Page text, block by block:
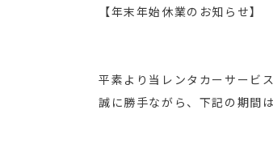
【年末年始休業のお知らせ】
平素より当レンタカーサービ
誠に勝手ながら、下記の期間